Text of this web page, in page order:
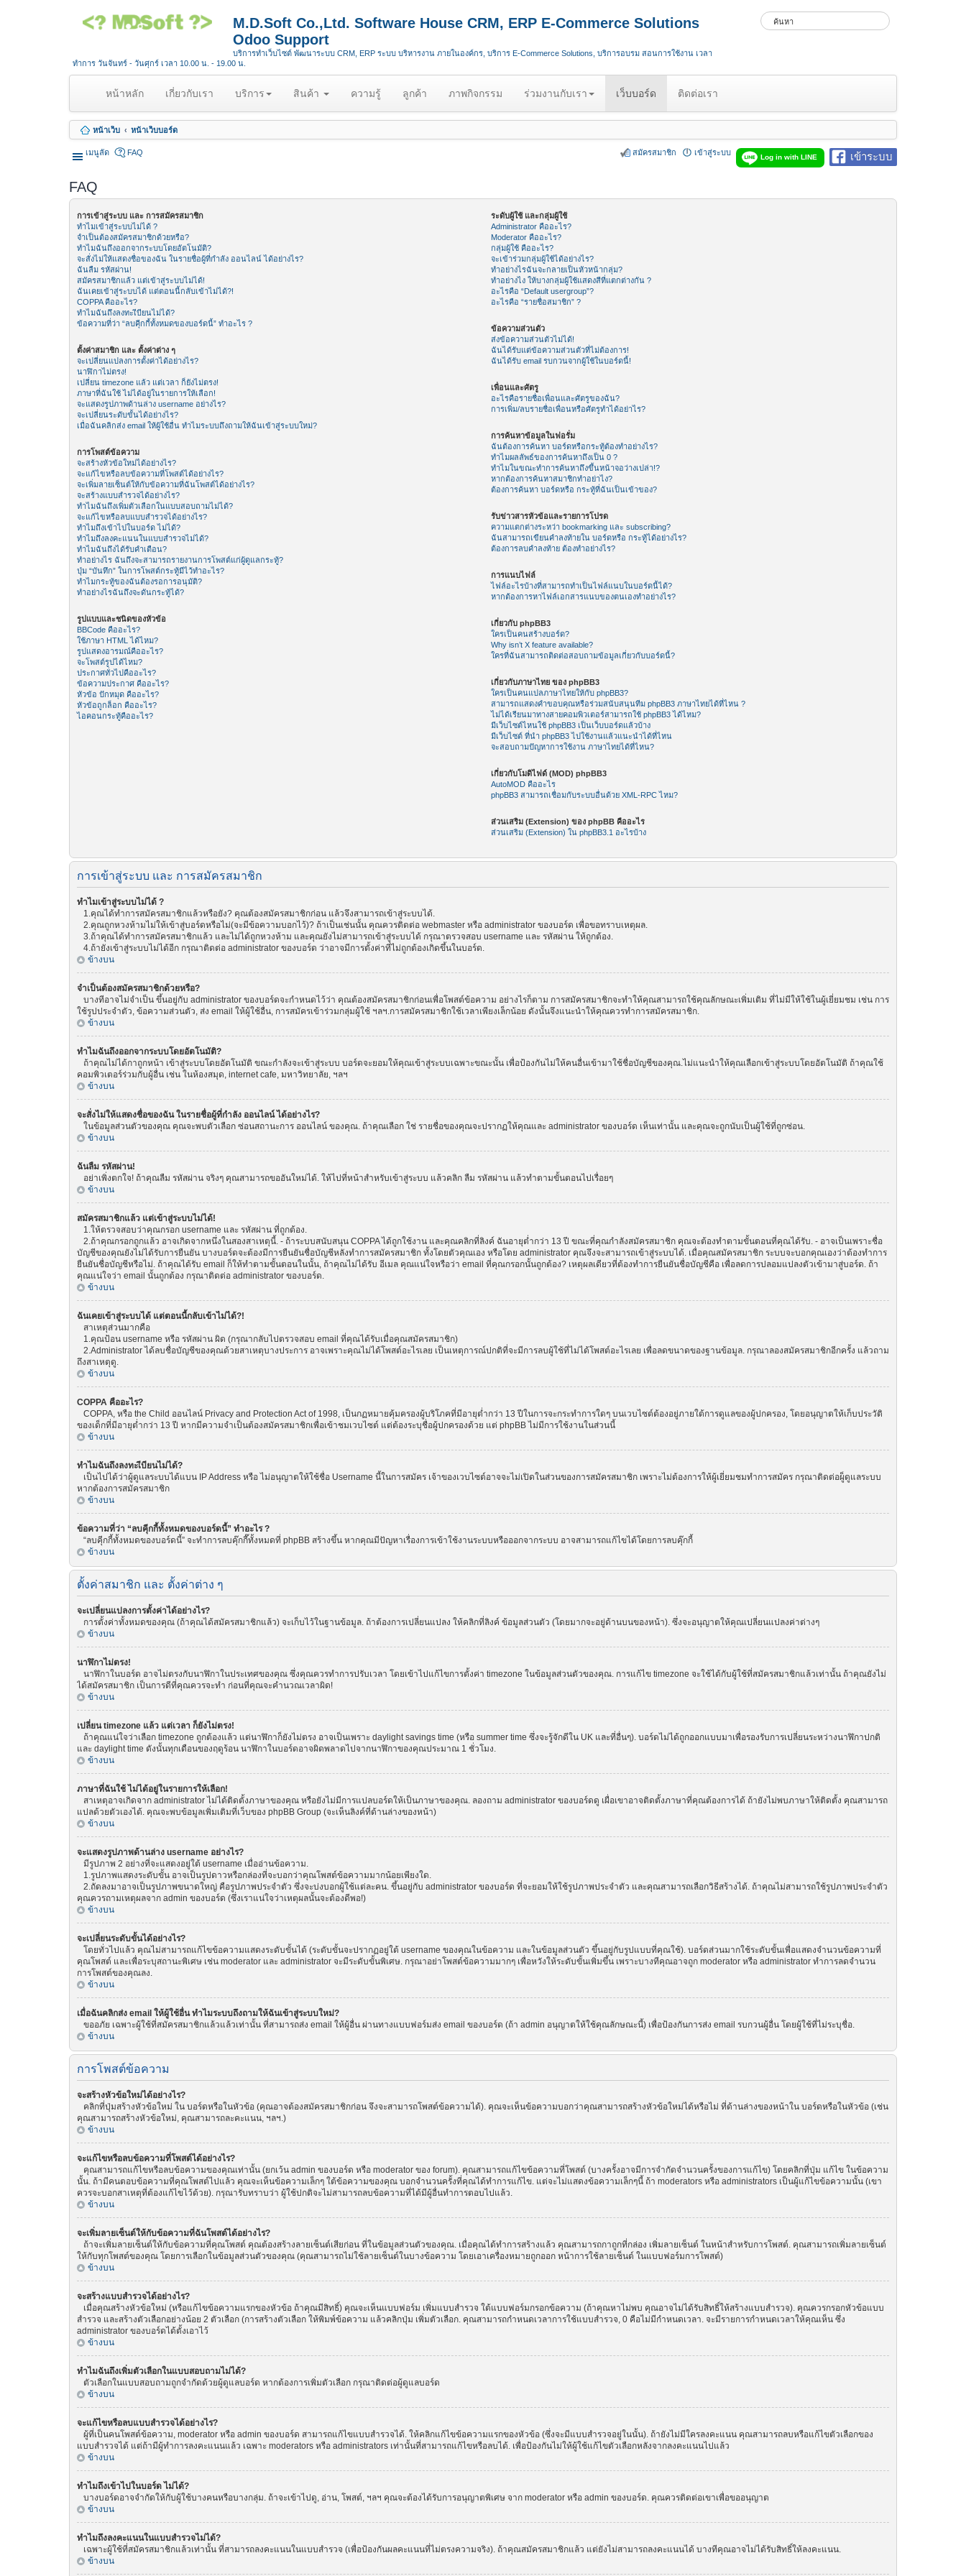
M.D.Soft Co.,Ltd. Software House CRM, ERP E-Commerce Solutions
Odoo Support
บริการทำเว็บไซต์ พัฒนาระบบ CRM, ERP ระบบ บริหารงาน ภายในองค์กร, บริการ E-Commerce Solutions, บริการอบรม สอนการใช้งาน เวลา
ทำการ วันจันทร์ - วันศุกร์ เวลา 10.00 น. - 19.00 น.
หน้าหลัก(
u
r
เกี่ยวกับเรา บริการ สินค้า ความรู้ ลูกค้า ภาพกิจกรรม ร่วมงานกับเรา เว็บบอร์ด ติดต่อเรา
หน้าเว็บ หน้าเว็บบอร์ด
เมนูลัด เข้าระบบ
Log in with LINE
FAQ เข้าสู่ระบบ
สมัครสมาชิก
FAQ
การเข้าสู่ระบบ และ การสมัครสมาชิก
ทำไมเข้าสู่ระบบไม่ได้ ?
จำเป็นต้องสมัครสมาชิกด้วยหรือ?
ทำไมฉันถึงออกจากระบบโดยอัตโนมัติ?
จะสั่งไม่ให้แสดงชื่อของฉัน ในรายชื่อผู้ที่กำลัง ออนไลน์ ได้อย่างไร?
ฉันลืม รหัสผ่าน!
สมัครสมาชิกแล้ว แต่เข้าสู่ระบบไม่ได้!
ฉันเคยเข้าสู่ระบบได้ แต่ตอนนี้กลับเข้าไม่ได้?!
COPPA คืออะไร?
ทำไมฉันถึงลงทะเีบียนไม่ได้?
ข้อความที่ว่า “ลบคุีกกี้ทั้งหมดของบอร์ดนี้” ทำอะไร ?
ตั้งค่าสมาชิก และ ตั้งค่าต่าง ๆ
จะเปลี่ยนแปลงการตั้งค่าได้อย่างไร?
นาฬิกาไม่ตรง!
เปลี่ยน timezone แล้ว แต่เวลา ก็ยังไม่ตรง!
ภาษาที่ฉันใช้ ไม่ได้อยู่ในรายการให้เลือก!
จะแสดงรูปภาพด้านล่าง username อย่างไร?
จะเปลี่ยนระดับขั้นได้อย่างไร?
เมื่อฉันคลิกส่ง email ให้ผู้ใช้อื่น ทำไมระบบถึงถามให้ฉันเข้าสู่ระบบใหม่?
การโพสต์ข้อความ
จะสร้างหัวข้อใหม่ได้อย่างไร?
จะแก้ไขหรือลบข้อความที่โพสต์ได้อย่างไร?
จะเพิ่มลายเซ็นต์ให้กับข้อความที่ฉันโพสต์ได้อย่างไร?
จะสร้างแบบสำรวจได้อย่างไร?
ทำไมฉันถึงเพิ่มตัวเลือกในแบบสอบถามไม่ได้?
จะแก้ไขหรือลบแบบสำรวจได้อย่างไร?
ทำไมถึงเข้าไปในบอร์ด ไม่ได้?
ทำไมถึงลงคะแนนในแบบสำรวจไม่ได้?
ทำไมฉันถึงได้รับคำเตือน?
ทำอย่างไร ฉันถึงจะสามารถรายงานการโพสต์แก่ผู้ดูแลกระทู้?
ปุ่ม “บันทึก” ในการโพสต์กระทู้มีไว้ทำอะไร?
ทำไมกระทู้ของฉันต้องรอการอนุมัติ?
ทำอย่างไรฉันถึงจะดันกระทู้ได้?
รูปแบบและชนิดของหัวข้อ
BBCode คืออะไร?
ใช้ภาษา HTML ได้ไหม?
รูปแสดงอารมณ์คืออะไร?
จะโพสต์รูปได้ไหม?
ประกาศทั่วไปคืออะไร?
ข้อความประกาศ คืออะไร?
หัวข้อ ปักหมุด คืออะไร?
หัวข้อถูกล็อก คืออะไร?
ไอคอนกระทู้คืออะไร?
ระดับผู้ใช้ และกลุ่มผู้ใช้
Administrator คืออะไร?
Moderator คืออะไร?
กลุ่มผู้ใช้ คืออะไร?
จะเข้าร่วมกลุ่มผู้ใช้ได้อย่างไร?
ทำอย่างไรฉันจะกลายเป็นหัวหน้ากลุ่ม?
ทำอย่างไง ให้บางกลุ่มผู้ใช้แสดงสีที่แตกต่างกัน ?
อะไรคือ “Default usergroup”?
อะไรคือ “รายชื่อสมาชิก” ?
ข้อความส่วนตัว
ส่งข้อความส่วนตัวไม่ได้!
ฉันได้รับแต่ข้อความส่วนตัวที่ไม่ต้องการ!
ฉันได้รับ email รบกวนจากผู้ใช้ในบอร์ดนี้!
เพื่อนและศัตรู
อะไรคือรายชื่อเพื่อนและศัตรูของฉัน?
การเพิ่ม/ลบรายชื่อเพื่อนหรือศัตรูทำได้อย่าไร?
การค้นหาข้อมูลในฟอรั่ม
ฉันต้องการค้นหา บอร์ดหรือกระทู้ต้องทำอย่างไร?
ทำไมผลลัพธ์ของการค้นหาถึงเป็น 0 ?
ทำไมในขณะทำการค้นหาถึงขึ้นหน้าจอว่างเปล่า!?
หากต้องการค้นหาสมาชิกทำอย่าไง?
ต้องการค้นหา บอร์ดหรือ กระทู้ที่ฉันเป็นเข้าของ?
รับข่าวสารหัวข้อและรายการโปรด
ความแตกต่างระหว่า bookmarking และ subscribing?
ฉันสามารถเขียนคำลงท้ายใน บอร์ดหรือ กระทู้ได้อย่างไร?
ต้องการลบคำลงท้าย ต้องทำอย่างไร?
การแนบไฟล์
ไฟล์อะไรบ้างที่สามารถทำเป็นไฟล์แนบในบอร์ดนี้ได้?
หากต้องการหาไฟล์เอกสารแนบของตนเองทำอย่างไร?
เกี่ยวกับ phpBB3
ใครเป็นคนสร้างบอร์ด?
Why isn’t X feature available?
ใครที่ฉันสามารถติดต่อสอบถามข้อมูลเกี่ยวกับบอร์ดนี้?
เกี่ยวกับภาษาไทย ของ phpBB3
ใครเป็นคนแปลภาษาไทยให้กับ phpBB3?
สามารถแสดงคำขอบคุณหรือร่วมสนับสนุนทีม phpBB3 ภาษาไทยได้ที่ไหน ?
ไม่ได้เรียนมาทางสายคอมพิวเตอร์สามารถใช้ phpBB3 ได้ไหม?
มีเว็บไซต์ไหนใช้ phpBB3 เป็นเว็บบอร์ดแล้วบ้าง
มีเว็บไซต์ ที่นำ phpBB3 ไปใช้งานแล้วแนะนำได้ที่ไหน
จะสอบถามปัญหาการใช้งาน ภาษาไทยได้ที่ไหน?
เกี่ยวกับโมดิไฟด์ (MOD) phpBB3
AutoMOD คืออะไร
phpBB3 สามารถเชื่อมกับระบบอื่นด้วย XML-RPC ไหม?
ส่วนเสริม (Extension) ของ phpBB คืออะไร
ส่วนเสริม (Extension) ใน phpBB3.1 อะไรบ้าง
การเข้าสู่ระบบ และ การสมัครสมาชิก
ทำไมเข้าสู่ระบบไม่ได้ ?
1.คุณได้ทำการสมัครสมาชิกแล้วหรือยัง? คุณต้องสมัครสมาชิกก่อน แล้วจึงสามารถเข้าสู่ระบบได้.
2.คุณถูกหวงห้ามไม่ให้เข้าสู่บอร์ดหรือไม่(จะมีข้อความบอกไว้)? ถ้าเป็นเช่นนั้น คุณควรติดต่อ webmaster หรือ administrator ของบอร์ด เพื่อขอทราบเหตุผล.
3.ถ้าคุณได้ทำการสมัครสมาชิกแล้ว และไม่ได้ถูกหวงห้าม และคุณยังไม่สามารถเข้าสู่ระบบได้ กรุณาตรวจสอบ username และ รหัสผ่าน ให้ถูกต้อง.
4.ถ้ายังเข้าสู่ระบบไม่ได้อีก กรุณาติดต่อ administrator ของบอร์ด ว่าอาจมีการตั้งค่าที่ไม่ถูกต้องเกิดขึ้นในบอร์ด.
ข้างบน
จำเป็นต้องสมัครสมาชิกด้วยหรือ?
บางทีอาจไม่จำเป็น ขึ้นอยู่กับ administrator ของบอร์ดจะกำหนดไว้ว่า คุณต้องสมัครสมาชิกก่อนเพื่อโพสต์ข้อความ อย่างไรก็ตาม การสมัครสมาชิกจะทำให้คุณสามารถใช้คุณลักษณะเพิ่มเติม ที่ไม่มีให้ใช้ในผู้เยี่ยมชม เช่น การ
ใช้รูปประจำตัว, ข้อความส่วนตัว, ส่ง email ให้ผู้ใช้อื่น, การสมัครเข้าร่วมกลุ่มผู้ใช้ ฯลฯ.การสมัครสมาชิกใช้เวลาเพียงเล็กน้อย ดังนั้นจึงแนะนำให้คุณควรทำการสมัครสมาชิก.
ข้างบน
ทำไมฉันถึงออกจากระบบโดยอัตโนมัติ?
ถ้าคุณไม่ได้กาถูกหน้า เข้าสู่ระบบโดยอัตโนมัติ ขณะกำลังจะเข้าสู่ระบบ บอร์ดจะยอมให้คุณเข้าสู่ระบบเฉพาะขณะนั้น เพื่อป้องกันไม่ให้คนอื่นเข้ามาใช้ชื่อบัญชีของคุณ.ไม่แนะนำให้คุณเลือกเข้าสู่ระบบโดยอัตโนมัติ ถ้าคุณใช้
คอมพิวเตอร์ร่วมกับผู้อื่น เช่น ในห้องสมุด, internet cafe, มหาวิทยาลัย, ฯลฯ
ข้างบน
จะสั่งไม่ให้แสดงชื่อของฉัน ในรายชื่อผู้ที่กำลัง ออนไลน์ ได้อย่างไร?
ในข้อมูลส่วนตัวของคุณ คุณจะพบตัวเลือก ซ่อนสถานะการ ออนไลน์ ของคุณ. ถ้าคุณเลือก ใช่ รายชื่อของคุณจะปรากฏให้คุณและ administrator ของบอร์ด เห็นเท่านั้น และคุณจะถูกนับเป็นผู้ใช้ที่ถูกซ่อน.
ข้างบน
ฉันลืม รหัสผ่าน!
อย่าเพิ่งตกใจ! ถ้าคุณลืม รหัสผ่าน จริงๆ คุณสามารถขออันใหม่ได้. ให้ไปที่หน้าสำหรับเข้าสู่ระบบ แล้วคลิก ลืม รหัสผ่าน แล้วทำตามขั้นตอนไปเรื่อยๆ
ข้างบน
สมัครสมาชิกแล้ว แต่เข้าสู่ระบบไม่ได้!
1.ให้ตรวจสอบว่าคุณกรอก username และ รหัสผ่าน ที่ถูกต้อง.
2.ถ้าคุณกรอกถูกแล้ว อาจเกิดจากหนึ่งในสองสาเหตุนี้. - ถ้าระบบสนับสนุน COPPA ได้ถูกใช้งาน และคุณคลิกที่ลิงค์ ฉันอายุต่ำกว่า 13 ปี ขณะที่คุณกำลังสมัครสมาชิก คุณจะต้องทำตามขั้นตอนที่คุณได้รับ. - อาจเป็นเพราะชื่อ
บัญชีของคุณยังไม่ได้รับการยืนยัน บางบอร์ดจะต้องมีการยืนยันชื่อบัญชีหลังทำการสมัครสมาชิก ทั้งโดยตัวคุณเอง หรือโดย administrator คุณจึงจะสามารถเข้าสู่ระบบได้. เมื่อคุณสมัครสมาชิก ระบบจะบอกคุณเองว่าต้องทำการ
ยืนยันชื่อบัญชีหรือไม่. ถ้าคุณได้รับ email ก็ให้ทำตามขั้นตอนในนั้น, ถ้าคุณไม่ได้รับ อีเมล คุณแน่ใจหรือว่า email ที่คุณกรอกนั้นถูกต้อง? เหตุผลเดียวที่ต้องทำการยืนยันชื่อบัญชีคือ เพื่อลดการปลอมแปลงตัวเข้ามาสู่บอร์ด. ถ้า
คุณแน่ใจว่า email นั้นถูกต้อง กรุณาติดต่อ administrator ของบอร์ด.
ข้างบน
ฉันเคยเข้าสู่ระบบได้ แต่ตอนนี้กลับเข้าไม่ได้?!
สาเหตุส่วนมากคือ
1.คุณป้อน username หรือ รหัสผ่าน ผิด (กรุณากลับไปตรวจสอบ email ที่คุณได้รับเมื่อคุณสมัครสมาชิก)
2.Administrator ได้ลบชื่อบัญชีของคุณด้วยสาเหตุบางประการ อาจเพราะคุณไม่ได้โพสต์อะไรเลย เป็นเหตุการณ์ปกติที่จะมีการลบผู้ใช้ที่ไม่ได้โพสต์อะไรเลย เพื่อลดขนาดของฐานข้อมูล. กรุณาลองสมัครสมาชิกอีกครั้ง แล้วถาม
ถึงสาเหตุดู.
ข้างบน
COPPA คืออะไร?
COPPA, หรือ the Child ออนไลน์ Privacy and Protection Act of 1998, เป็นกฏหมายคุ้มครองผู้บริโภคที่มีอายุต่ำกว่า 13 ปีในการจะกระทำการใดๆ บนเวบไซต์ต้องอยู่ภายใต้การดูแลของผู้ปกครอง, โดยอนุญาตให้เก็บประวัติ
ของเด็กที่มีอายุต่ำกว่า 13 ปี หากมีความจำเป็นต้องสมัครสมาชิกเพื่อเข้าชมเวบไซต์ แต่ต้องระบุชื่อผู้ปกครองด้วย แต่ phpBB ไม่มีการใช้งานในส่วนนี้
ข้างบน
ทำไมฉันถึงลงทะเีบียนไม่ได้?
เป็นไปได้ว่าผู้ดูแลระบบได้แบน IP Address หรือ ไม่อนุญาตให้ใช้ชื่อ Username นี้ในการสมัคร เจ้าของเวบไซต์อาจจะไม่เปิดในส่วนของการสมัครสมาชิก เพราะไม่ต้องการให้ผู้เยี่ยมชมทำการสมัคร กรุณาติดต่อผู็ดูแลระบบ
หากต้องการสมัครสมาชิก
ข้างบน
ข้อความที่ว่า “ลบคุีกกี้ทั้งหมดของบอร์ดนี้” ทำอะไร ?
“ลบคุีกกี้ทั้งหมดของบอร์ดนี้” จะทำการลบคุ๊กกี๊ทั้งหมดที่ phpBB สร้างขึ้น หากคุณมีปัญหาเรื่องการเข้าใช้งานระบบหรือออกจากระบบ อาจสามารถแก้ไขได้โดยการลบคุ๊กกี้
ข้างบน
ตั้งค่าสมาชิก และ ตั้งค่าต่าง ๆ
จะเปลี่ยนแปลงการตั้งค่าได้อย่างไร?
การตั้งค่าทั้งหมดของคุณ (ถ้าคุณได้สมัครสมาชิกแล้ว) จะเก็บไว้ในฐานข้อมูล. ถ้าต้องการเปลี่ยนแปลง ให้คลิกที่ลิงค์ ข้อมูลส่วนตัว (โดยมากจะอยู่ด้านบนของหน้า). ซึ่งจะอนุญาตให้คุณเปลี่ยนแปลงค่าต่างๆ
ข้างบน
นาฬิกาไม่ตรง!
นาฬิกาในบอร์ด อาจไม่ตรงกับนาฬิกาในประเทศของคุณ ซึ่งคุณควรทำการปรับเวลา โดยเข้าไปแก้ไขการตั้งค่า timezone ในข้อมูลส่วนตัวของคุณ. การแก้ไข timezone จะใช้ได้กับผู้ใช้ที่สมัครสมาชิกแล้วเท่านั้น ถ้าคุณยังไม่
ได้สมัครสมาชิก เป็นการดีที่คุณควรจะทำ ก่อนที่คุณจะคำนวณเวลาผิด!
ข้างบน
เปลี่ยน timezone แล้ว แต่เวลา ก็ยังไม่ตรง!
ถ้าคุณแน่ใจว่าเลือก timezone ถูกต้องแล้ว แต่นาฬิกาก็ยังไม่ตรง อาจเป็นเพราะ daylight savings time (หรือ summer time ซึ่งจะรู้จักดีใน UK และที่อื่นๆ). บอร์ดไม่ได้ถูกออกแบบมาเพื่อรองรับการเปลี่ยนระหว่างนาฬิกาปกติ
และ daylight time ดังนั้นทุกเดือนของฤดูร้อน นาฬิกาในบอร์ดอาจผิดพลาดไปจากนาฬิกาของคุณประมาณ 1 ชั่วโมง.
ข้างบน
ภาษาที่ฉันใช้ ไม่ได้อยู่ในรายการให้เลือก!
สาเหตุอาจเกิดจาก administrator ไม่ได้ติดตั้งภาษาของคุณ หรือยังไม่มีการแปลบอร์ดให้เป็นภาษาของคุณ. ลองถาม administrator ของบอร์ดดู เผื่อเขาอาจติดตั้งภาษาที่คุณต้องการได้ ถ้ายังไม่พบภาษาให้ติดตั้ง คุณสามารถ
แปลด้วยตัวเองได้. คุณจะพบข้อมูลเพิ่มเติมที่เว็บของ phpBB Group (จะเห็นลิงค์ที่ด้านล่างของหน้า)
ข้างบน
จะแสดงรูปภาพด้านล่าง username อย่างไร?
มีรูปภาพ 2 อย่างที่จะแสดงอยู่ใต้ username เมื่ออ่านข้อความ.
1.รูปภาพแสดงระดับขั้น อาจเป็นรูปดาวหรือกล่องที่จะบอกว่าคุณโพสต์ข้อความมากน้อยเพียงใด.
2.ถัดลงมาอาจเป็นรูปภาพขนาดใหญ่ คือรูปภาพประจำตัว ซึ่งจะบ่งบอกผู้ใช้แต่ละคน. ขึ้นอยู่กับ administrator ของบอร์ด ที่จะยอมให้ใช้รูปภาพประจำตัว และคุณสามารถเลือกวิธีสร้างได้. ถ้าคุณไม่สามารถใช้รูปภาพประจำตัว
คุณควรถามเหตุผลจาก admin ของบอร์ด (ซึ่งเราแน่ใจว่าเหตุผลนั้นจะต้องดีพอ!)
ข้างบน
จะเปลี่ยนระดับขั้นได้อย่างไร?
โดยทั่วไปแล้ว คุณไม่สามารถแก้ไขข้อความแสดงระดับขั้นได้ (ระดับขั้นจะปรากฏอยู่ใต้ username ของคุณในข้อความ และในข้อมูลส่วนตัว ขึ้นอยู่กับรูปแบบที่คุณใช้). บอร์ดส่วนมากใช้ระดับขั้นเพื่อแสดงจำนวนข้อความที่
คุณโพสต์ และเพื่อระบุสถานะพิเศษ เช่น moderator และ administrator จะมีระดับขั้นพิเศษ. กรุณาอย่าโพสต์ข้อความมากๆ เพื่อหวังให้ระดับขั้นเพิ่มขึ้น เพราะบางทีคุณอาจถูก moderator หรือ administrator ทำการลดจำนวน
การโพสต์ของคุณลง.
ข้างบน
เมื่อฉันคลิกส่ง email ให้ผู้ใช้อื่น ทำไมระบบถึงถามให้ฉันเข้าสู่ระบบใหม่?
ขออภัย เฉพาะผู้ใช้ที่สมัครสมาชิกแล้วแล้วเท่านั้น ที่สามารถส่ง email ให้ผู้อื่น ผ่านทางแบบฟอร์มส่ง email ของบอร์ด (ถ้า admin อนุญาตให้ใช้คุณลักษณะนี้) เพื่อป้องกันการส่ง email รบกวนผู้อื่น โดยผู้ใช้ที่ไม่ระบุชื่อ.
ข้างบน
การโพสต์ข้อความ
จะสร้างหัวข้อใหม่ได้อย่างไร?
คลิกที่ปุ่มสร้างหัวข้อใหม่ ใน บอร์ดหรือในหัวข้อ (คุณอาจต้องสมัครสมาชิกก่อน จึงจะสามารถโพสต์ข้อความได้). คุณจะเห็นข้อความบอกว่าคุณสามารถสร้างหัวข้อใหม่ได้หรือไม่ ที่ด้านล่างของหน้าใน บอร์ดหรือในหัวข้อ (เช่น
คุณสามารถสร้างหัวข้อใหม่, คุณสามารถละคะแนน, ฯลฯ.)
ข้างบน
จะแก้ไขหรือลบข้อความที่โพสต์ได้อย่างไร?
คุณสามารถแก้ไขหรือลบข้อความของคุณเท่านั้น (ยกเว้น admin ของบอร์ด หรือ moderator ของ forum). คุณสามารถแก้ไขข้อความที่โพสต์ (บางครั้งอาจมีการจำกัดจำนวนครั้งของการแก้ไข) โดยคลิกที่ปุ่ม แก้ไข ในข้อความ
นั้น. ถ้ามีคนตอบข้อความที่คุณโพสต์ไปแล้ว คุณจะเห็นข้อความเล็กๆ ใต้ข้อความของคุณ บอกจำนวนครั้งที่คุณได้ทำการแก้ไข. แต่จะไม่แสดงข้อความเล็กๆนี้ ถ้า moderators หรือ administrators เป็นผู้แก้ไขข้อความนั้น (เขา
ควรจะบอกสาเหตุที่ต้องแก้ไขไว้ด้วย). กรุณารับทราบว่า ผู้ใช้ปกติจะไม่สามารถลบข้อความที่ได้มีผู้อื่นทำการตอบไปแล้ว.
ข้างบน
จะเพิ่มลายเซ็นต์ให้กับข้อความที่ฉันโพสต์ได้อย่างไร?
ถ้าจะเพิ่มลายเซ็นต์ให้กับข้อความที่คุณโพสต์ คุณต้องสร้างลายเซ็นต์เสียก่อน ที่ในข้อมูลส่วนตัวของคุณ. เมื่อคุณได้ทำการสร้างแล้ว คุณสามารถกาถูกที่กล่อง เพิ่มลายเซ็นต์ ในหน้าสำหรับการโพสต์. คุณสามารถเพิ่มลายเซ็นต์
ให้กับทุกโพสต์ของคุณ โดยการเลือกในข้อมูลส่วนตัวของคุณ (คุณสามารถไม่ใช้ลายเซ็นต์ในบางข้อความ โดยเอาเครื่องหมายถูกออก หน้าการใช้ลายเซ็นต์ ในแบบฟอร์มการโพสต์)
ข้างบน
จะสร้างแบบสำรวจได้อย่างไร?
เมื่อคุณสร้างหัวข้อใหม่ (หรือแก้ไขข้อความแรกของหัวข้อ ถ้าคุณมีสิทธิ์) คุณจะเห็นแบบฟอร์ม เพิ่มแบบสำรวจ ใต้แบบฟอร์มกรอกข้อความ (ถ้าคุณหาไม่พบ คุณอาจไม่ได้รับสิทธิ์ให้สร้างแบบสำรวจ). คุณควรกรอกหัวข้อแบบ
สำรวจ และสร้างตัวเลือกอย่างน้อย 2 ตัวเลือก (การสร้างตัวเลือก ให้พิมพ์ข้อความ แล้วคลิกปุ่ม เพิ่มตัวเลือก. คุณสามารถกำหนดเวลาการใช้แบบสำรวจ, 0 คือไม่มีกำหนดเวลา. จะมีรายการกำหนดเวลาให้คุณเห็น ซึ่ง
administrator ของบอร์ดได้ตั้งเอาไว้
ข้างบน
ทำไมฉันถึงเพิ่มตัวเลือกในแบบสอบถามไม่ได้?
ตัวเลือกในแบบสอบถามถูกจำกัดด้วยผู้ดูแลบอร์ด หากต้องการเพิ่มตัวเลือก กรุณาติดต่อผู้ดูแลบอร์ด
ข้างบน
จะแก้ไขหรือลบแบบสำรวจได้อย่างไร?
ผู้ที่เป็นคนโพสต์ข้อความ, moderator หรือ admin ของบอร์ด สามารถแก้ไขแบบสำรวจได้. ให้คลิกแก้ไขข้อความแรกของหัวข้อ (ซึ่งจะมีแบบสำรวจอยู่ในนั้น). ถ้ายังไม่มีใครลงคะแนน คุณสามารถลบหรือแก้ไขตัวเลือกของ
แบบสำรวจได้ แต่ถ้ามีผู้ทำการลงคะแนนแล้ว เฉพาะ moderators หรือ administrators เท่านั้นที่สามารถแก้ไขหรือลบได้. เพื่อป้องกันไม่ให้ผู้ใช้แก้ไขตัวเลือกหลังจากลงคะแนนไปแล้ว
ข้างบน
ทำไมถึงเข้าไปในบอร์ด ไม่ได้?
บางบอร์ดอาจจำกัดให้กับผู้ใช้บางคนหรือบางกลุ่ม. ถ้าจะเข้าไปดู, อ่าน, โพสต์, ฯลฯ คุณจะต้องได้รับการอนุญาตพิเศษ จาก moderator หรือ admin ของบอร์ด. คุณควรติดต่อเขาเพื่อขออนุญาต
ข้างบน
ทำไมถึงลงคะแนนในแบบสำรวจไม่ได้?
เฉพาะผู้ใช้ที่สมัครสมาชิกแล้วเท่านั้น ที่สามารถลงคะแนนในแบบสำรวจ (เพื่อป้องกันผลคะแนนที่ไม่ตรงความจริง). ถ้าคุณสมัครสมาชิกแล้ว แต่ยังไม่สามารถลงคะแนนได้ บางทีคุณอาจไม่ได้รับสิทธิ์ให้ลงคะแนน.
ข้างบน